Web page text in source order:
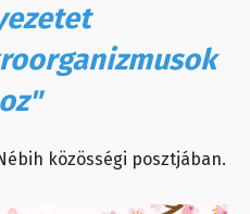
közösségi posztjában.